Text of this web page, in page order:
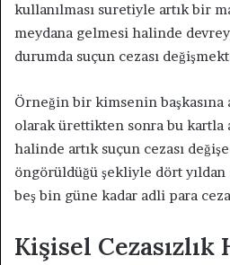
kullanılması suretiyle artık bir
meydana gelmesi halinde
durumda suçun cezası
Örneğin bir kimsenin başkasına
olarak ürettikten sonra bu kartla
halinde artık suçun cezası
öngörüldüğü şekliyle dört yıldan
beş bin güne kadar adli para
Kişisel